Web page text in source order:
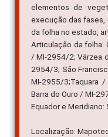
elementos de
execução das fases,
da folha no estado,
Articulação da folha:
/ MI-2954/2; Várzea
2954/3; São
MI-2955/3;Taquara
Barra do Ouro / MI-
Equador e Meridiano:
Localização: